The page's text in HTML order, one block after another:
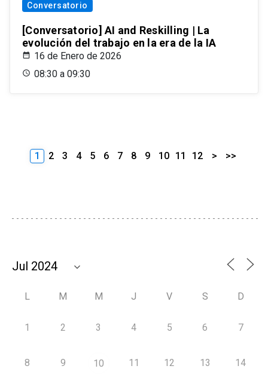
Conversatorio
[Conversatorio] AI and Reskilling | La
evolución del trabajo en la era de la IA
16 de Enero de 2026
08:30 a 09:30
1 2 3 4 5 6 7 8 9 10 11 12 > >>
L M M J V S D
1 2 3 4 5 6 7
8 9 10 11 12 13 14